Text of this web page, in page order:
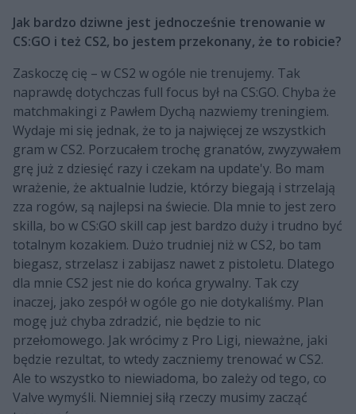
Jak bardzo dziwne jest jednocześnie trenowanie w
CS:GO i też CS2, bo jestem przekonany, że to robicie?
Zaskoczę cię – w CS2 w ogóle nie trenujemy. Tak
naprawdę dotychczas full focus był na CS:GO. Chyba że
matchmakingi z Pawłem Dychą nazwiemy treningiem.
Wydaje mi się jednak, że to ja najwięcej ze wszystkich
gram w CS2. Porzucałem trochę granatów, zwyzywałem
grę już z dziesięć razy i czekam na update'y. Bo mam
wrażenie, że aktualnie ludzie, którzy biegają i strzelają
zza rogów, są najlepsi na świecie. Dla mnie to jest zero
skilla, bo w CS:GO skill cap jest bardzo duży i trudno być
totalnym kozakiem. Dużo trudniej niż w CS2, bo tam
biegasz, strzelasz i zabijasz nawet z pistoletu. Dlatego
dla mnie CS2 jest nie do końca grywalny. Tak czy
inaczej, jako zespół w ogóle go nie dotykaliśmy. Plan
mogę już chyba zdradzić, nie będzie to nic
przełomowego. Jak wrócimy z Pro Ligi, nieważne, jaki
będzie rezultat, to wtedy zaczniemy trenować w CS2.
Ale to wszystko to niewiadoma, bo zależy od tego, co
Valve wymyśli. Niemniej siłą rzeczy musimy zacząć